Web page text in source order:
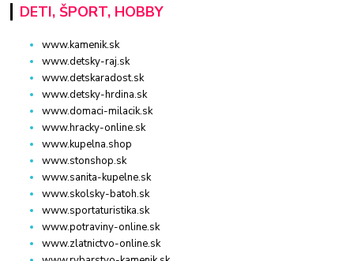
DETI, ŠPORT, HOBBY
www.kamenik.sk
www.detsky-raj.sk
www.detskaradost.sk
www.detsky-hrdina.sk
www.domaci-milacik.sk
www.hracky-online.sk
www.kupelna.shop
www.stonshop.sk
www.sanita-kupelne.sk
www.skolsky-batoh.sk
www.sportaturistika.sk
www.potraviny-online.sk
www.zlatnictvo-online.sk